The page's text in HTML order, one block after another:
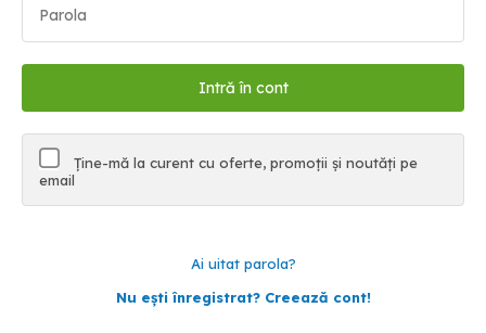
Ține-mă la curent cu oferte, promoții și noutăți pe
email
Ai uitat parola?
Nu ești înregistrat? Creează cont!